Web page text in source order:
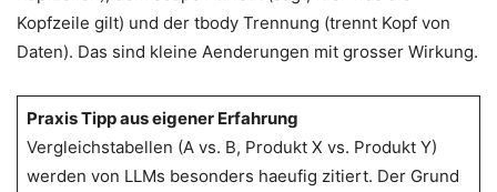
Kopfzeile gilt) und der tbody Trennung (trennt Kopf von
Daten). Das sind kleine Aenderungen mit grosser Wirkung.
Praxis Tipp aus eigener Erfahrung
Vergleichstabellen (A vs. B, Produkt X vs. Produkt Y)
werden von LLMs besonders haeufig zitiert. Der Grund